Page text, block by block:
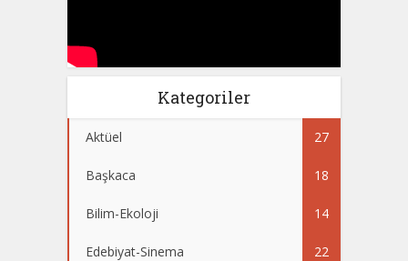
Kategoriler
Aktüel 27
Başkaca 18
Bilim-Ekoloji 14
Edebiyat-Sinema 22